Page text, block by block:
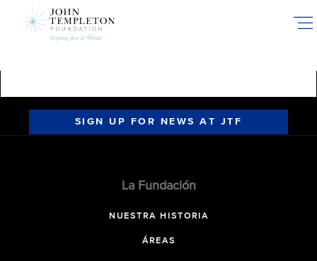
SIGN UP FOR NEWS AT JTF
La Fundación
NUESTRA HISTORIA
ÁREAS